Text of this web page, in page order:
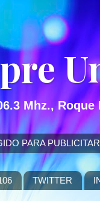
Mhz.,
PARA
TWITTER